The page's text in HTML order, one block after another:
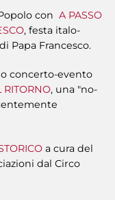
con A PASSO
, festa italo-
Papa Francesco.
concerto-evento
RITORNO, una "no-
a cura del
dal Circo